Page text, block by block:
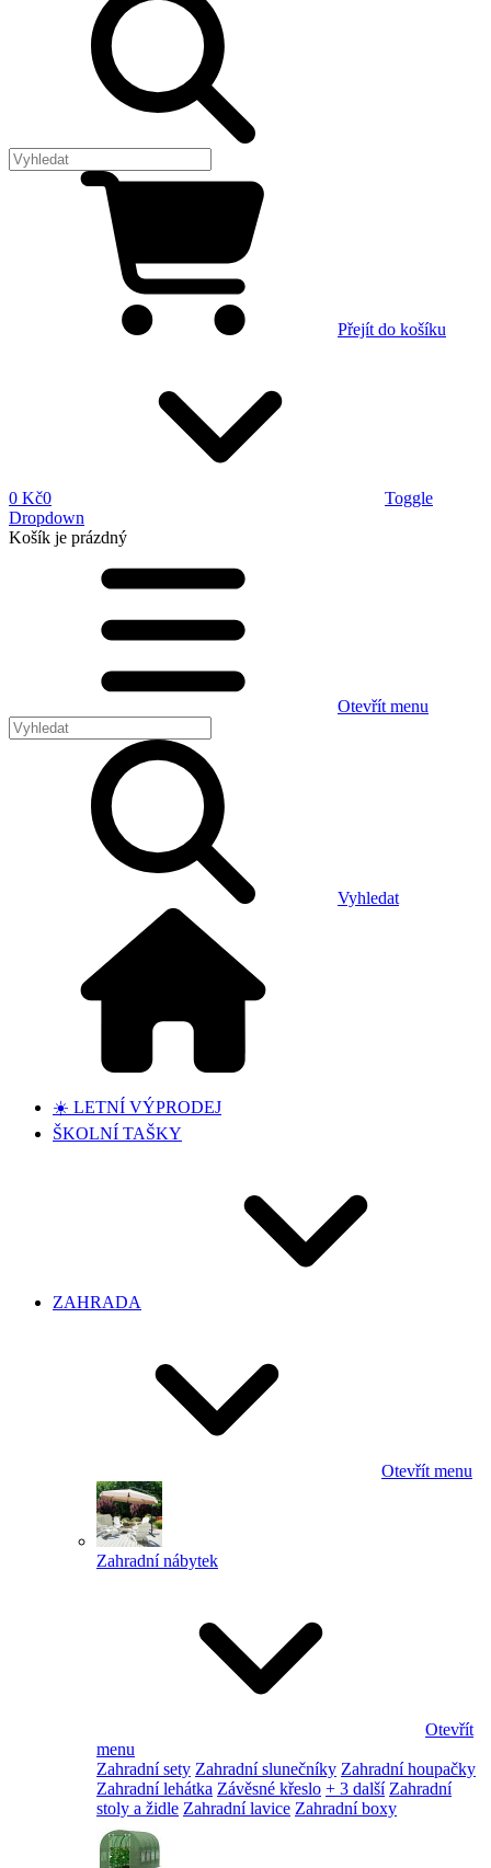
Přejít do košíku
0 Kč0
Toggle
Dropdown
Košík je prázdný
Otevřít menu
Vyhledat
☀️ LETNÍ VÝPRODEJ
ŠKOLNÍ TAŠKY
ZAHRADA
Otevřít menu
Zahradní nábytek
Otevřít
menu
Zahradní sety Zahradní slunečníky Zahradní houpačky
Zahradní lehátka Závěsné křeslo + 3 další Zahradní
stoly a židle Zahradní lavice Zahradní boxy